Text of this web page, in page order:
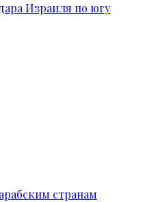
Израиля по югу
странам